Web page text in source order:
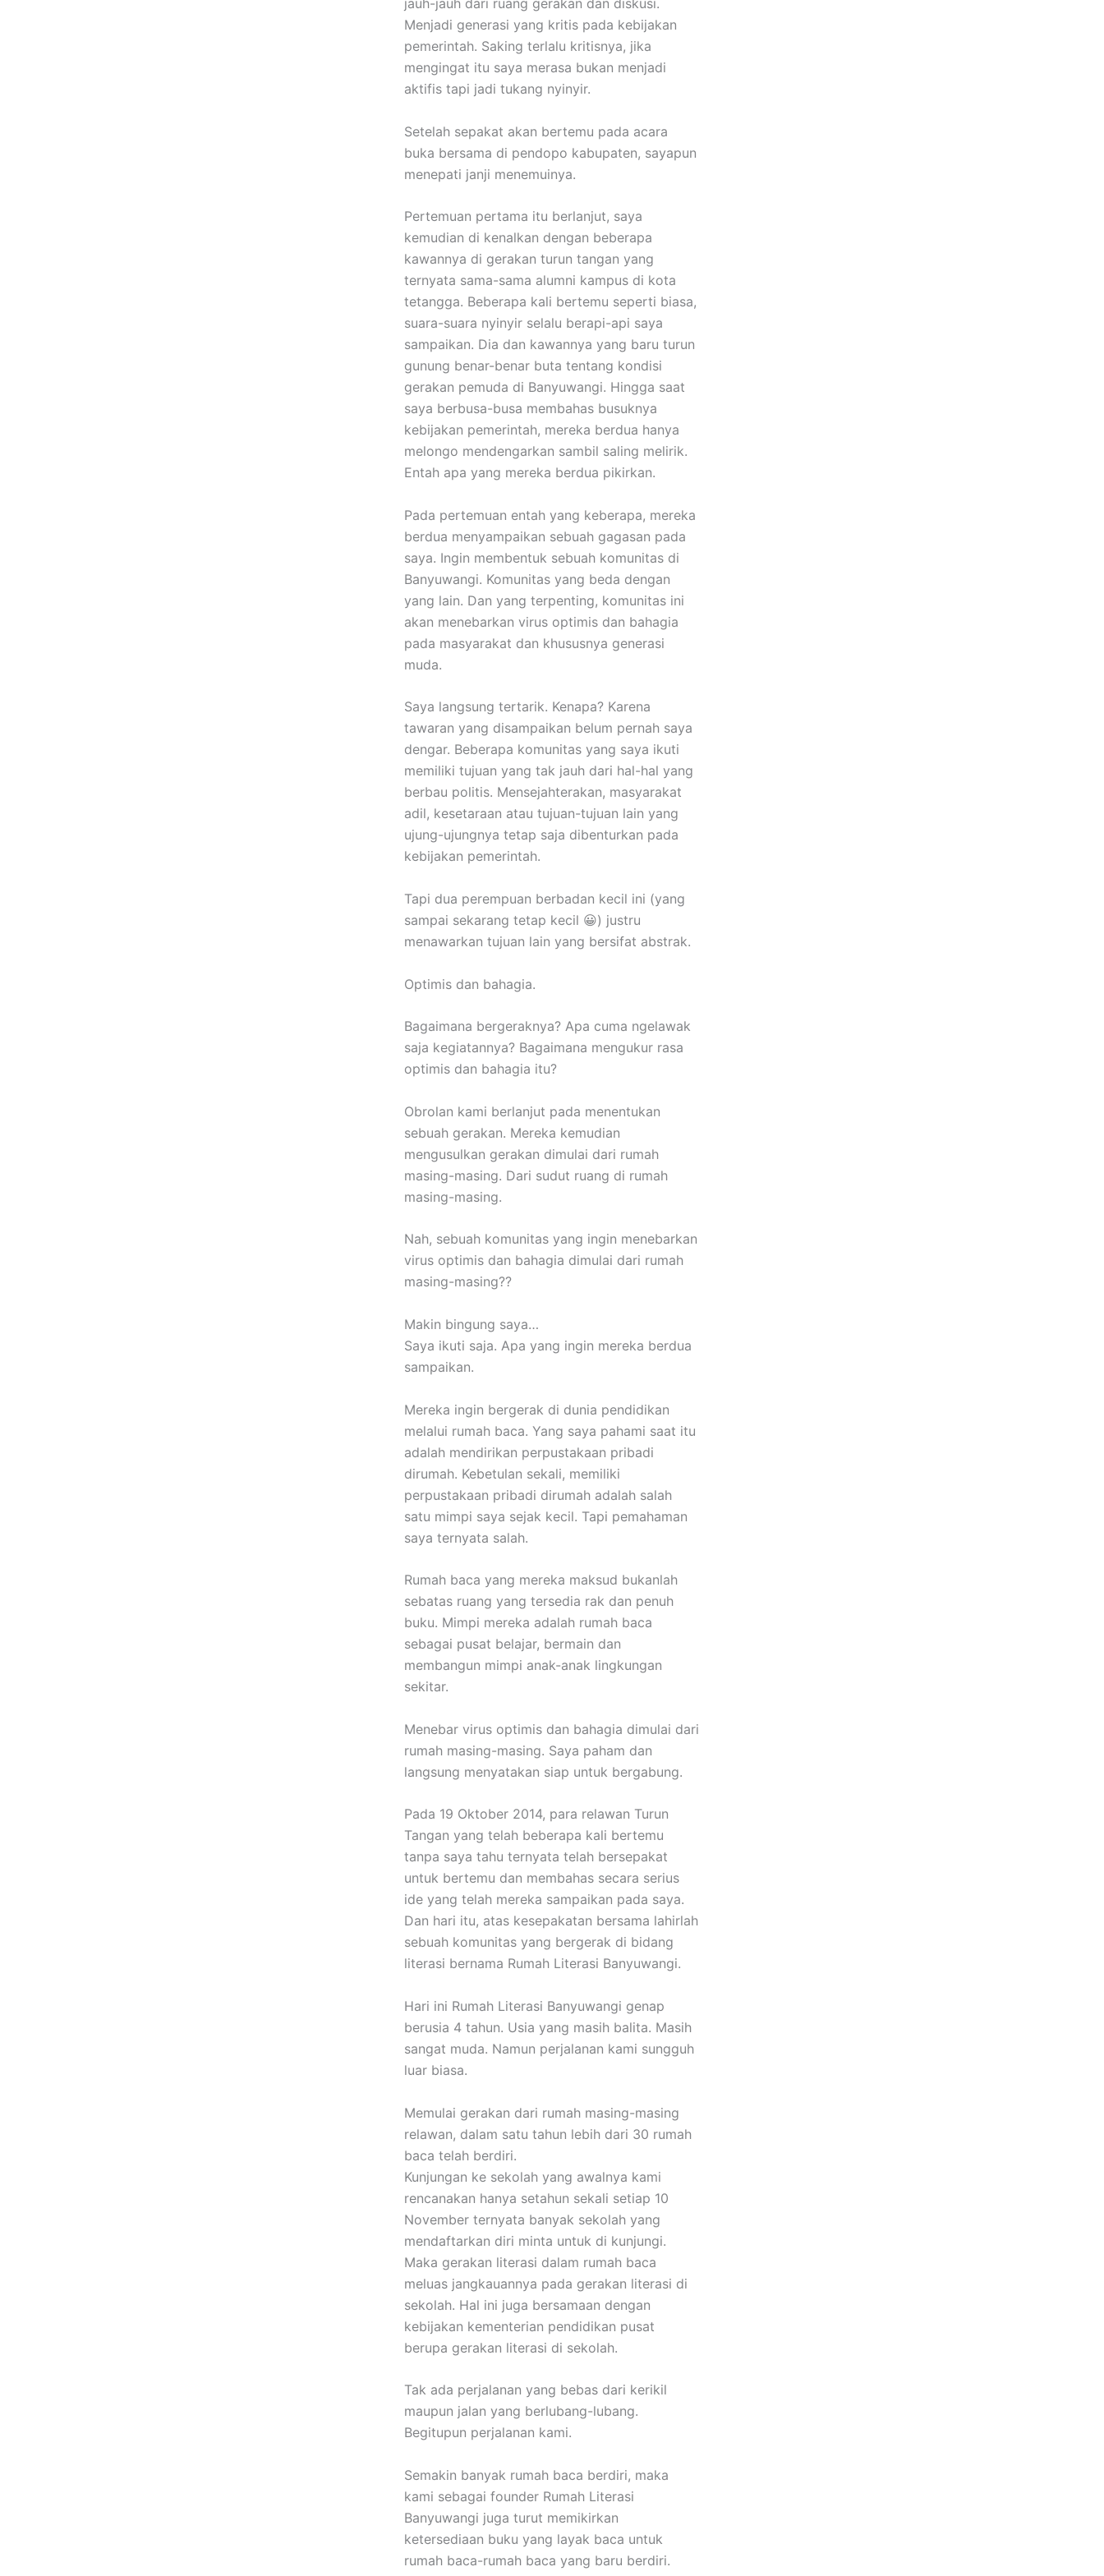
jauh-jauh dari ruang gerakan dan diskusi.
Menjadi generasi yang kritis pada kebijakan
pemerintah. Saking terlalu kritisnya, jika
mengingat itu saya merasa bukan menjadi
aktifis tapi jadi tukang nyinyir.
Setelah sepakat akan bertemu pada acara
buka bersama di pendopo kabupaten, sayapun
menepati janji menemuinya.
Pertemuan pertama itu berlanjut, saya
kemudian di kenalkan dengan beberapa
kawannya di gerakan turun tangan yang
ternyata sama-sama alumni kampus di kota
tetangga. Beberapa kali bertemu seperti biasa,
suara-suara nyinyir selalu berapi-api saya
sampaikan. Dia dan kawannya yang baru turun
gunung benar-benar buta tentang kondisi
gerakan pemuda di Banyuwangi. Hingga saat
saya berbusa-busa membahas busuknya
kebijakan pemerintah, mereka berdua hanya
melongo mendengarkan sambil saling melirik.
Entah apa yang mereka berdua pikirkan.
Pada pertemuan entah yang keberapa, mereka
berdua menyampaikan sebuah gagasan pada
saya. Ingin membentuk sebuah komunitas di
Banyuwangi. Komunitas yang beda dengan
yang lain. Dan yang terpenting, komunitas ini
akan menebarkan virus optimis dan bahagia
pada masyarakat dan khususnya generasi
muda.
Saya langsung tertarik. Kenapa? Karena
tawaran yang disampaikan belum pernah saya
dengar. Beberapa komunitas yang saya ikuti
memiliki tujuan yang tak jauh dari hal-hal yang
berbau politis. Mensejahterakan, masyarakat
adil, kesetaraan atau tujuan-tujuan lain yang
ujung-ujungnya tetap saja dibenturkan pada
kebijakan pemerintah.
Tapi dua perempuan berbadan kecil ini (yang
sampai sekarang tetap kecil 😀) justru
menawarkan tujuan lain yang bersifat abstrak.
Optimis dan bahagia.
Bagaimana bergeraknya? Apa cuma ngelawak
saja kegiatannya? Bagaimana mengukur rasa
optimis dan bahagia itu?
Obrolan kami berlanjut pada menentukan
sebuah gerakan. Mereka kemudian
mengusulkan gerakan dimulai dari rumah
masing-masing. Dari sudut ruang di rumah
masing-masing.
Nah, sebuah komunitas yang ingin menebarkan
virus optimis dan bahagia dimulai dari rumah
masing-masing??
Makin bingung saya…
Saya ikuti saja. Apa yang ingin mereka berdua
sampaikan.
Mereka ingin bergerak di dunia pendidikan
melalui rumah baca. Yang saya pahami saat itu
adalah mendirikan perpustakaan pribadi
dirumah. Kebetulan sekali, memiliki
perpustakaan pribadi dirumah adalah salah
satu mimpi saya sejak kecil. Tapi pemahaman
saya ternyata salah.
Rumah baca yang mereka maksud bukanlah
sebatas ruang yang tersedia rak dan penuh
buku. Mimpi mereka adalah rumah baca
sebagai pusat belajar, bermain dan
membangun mimpi anak-anak lingkungan
sekitar.
Menebar virus optimis dan bahagia dimulai dari
rumah masing-masing. Saya paham dan
langsung menyatakan siap untuk bergabung.
Pada 19 Oktober 2014, para relawan Turun
Tangan yang telah beberapa kali bertemu
tanpa saya tahu ternyata telah bersepakat
untuk bertemu dan membahas secara serius
ide yang telah mereka sampaikan pada saya.
Dan hari itu, atas kesepakatan bersama lahirlah
sebuah komunitas yang bergerak di bidang
literasi bernama Rumah Literasi Banyuwangi.
Hari ini Rumah Literasi Banyuwangi genap
berusia 4 tahun. Usia yang masih balita. Masih
sangat muda. Namun perjalanan kami sungguh
luar biasa.
Memulai gerakan dari rumah masing-masing
relawan, dalam satu tahun lebih dari 30 rumah
baca telah berdiri.
Kunjungan ke sekolah yang awalnya kami
rencanakan hanya setahun sekali setiap 10
November ternyata banyak sekolah yang
mendaftarkan diri minta untuk di kunjungi.
Maka gerakan literasi dalam rumah baca
meluas jangkauannya pada gerakan literasi di
sekolah. Hal ini juga bersamaan dengan
kebijakan kementerian pendidikan pusat
berupa gerakan literasi di sekolah.
Tak ada perjalanan yang bebas dari kerikil
maupun jalan yang berlubang-lubang.
Begitupun perjalanan kami.
Semakin banyak rumah baca berdiri, maka
kami sebagai founder Rumah Literasi
Banyuwangi juga turut memikirkan
ketersediaan buku yang layak baca untuk
rumah baca-rumah baca yang baru berdiri.